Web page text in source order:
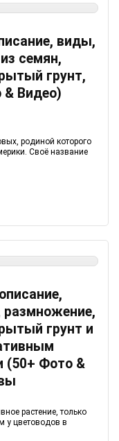
виды,
семян,
грунт,
& Видео)
родиной которого
Своё название
грунт и
(50+ Фото &
растение, только
у цветоводов в